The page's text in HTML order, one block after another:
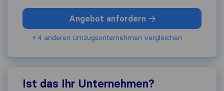
Angebot anfordern
+ 4 anderen Umzugs​unternehmen vergleichen
Ist das Ihr Unternehmen?